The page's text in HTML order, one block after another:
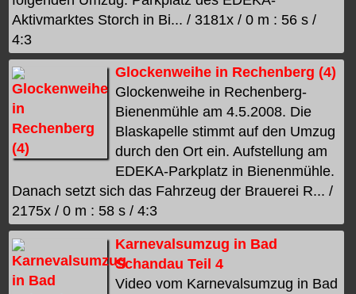
Aktivmarktes Storch in Bi... / 3181x / 0 m : 56 s /
4:3
Glockenweihe in Rechenberg (4)
Glockenweihe in Rechenberg-
Bienenmühle am 4.5.2008. Die
Blaskapelle stimmt auf den Umzug
durch den Ort ein. Aufstellung am
EDEKA-Parkplatz in Bienenmühle.
Danach setzt sich das Fahrzeug der Brauerei R... /
2175x / 0 m : 58 s / 4:3
Karnevalsumzug in Bad
Schandau Teil 4
Video vom Karnevalsumzug in Bad